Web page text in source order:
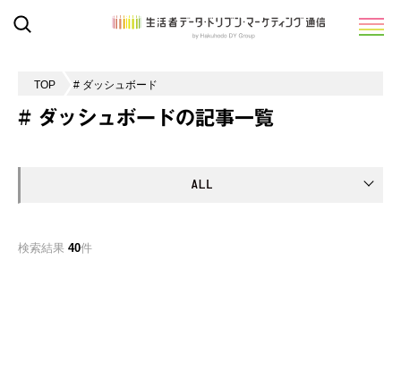
TOP # ダッシュボード
# ダッシュボードの記事一覧
検索結果 40件